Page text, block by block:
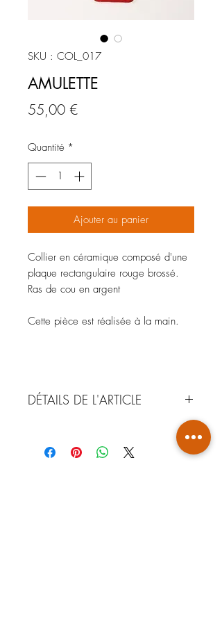
SKU : COL_017
AMULETTE
55,00 €Prix
Quantité *
Ajouter au panier
Collier en céramique composé d'une
plaque rectangulaire rouge brossé.
Ras de cou en argent
Cette pièce est réalisée à la main.
DÉTAILS DE L'ARTICLE
Faience
COULEUR : Rouge